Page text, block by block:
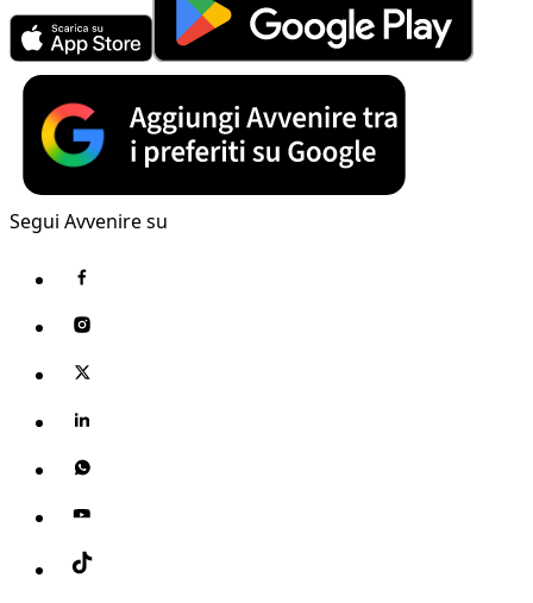
Segui Avvenire su